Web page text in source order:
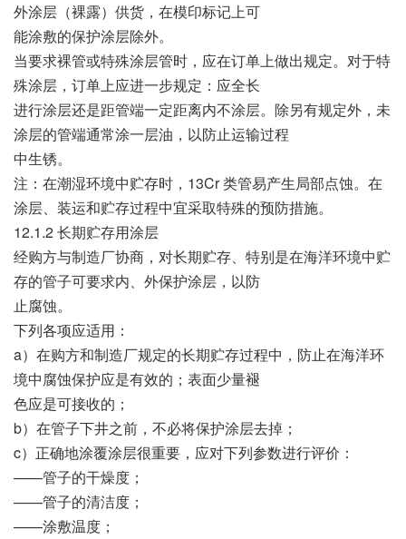
外涂层（裸露）供货，在模印标记上可
能涂敷的保护涂层除外。
当要求裸管或特殊涂层管时，应在订单上做出规定。对于特
殊涂层，订单上应进一步规定：应全长
进行涂层还是距管端一定距离内不涂层。除另有规定外，未
涂层的管端通常涂一层油，以防止运输过程
中生锈。
注：在潮湿环境中贮存时，13Cr 类管易产生局部点蚀。在
涂层、装运和贮存过程中宜采取特殊的预防措施。
12.1.2 长期贮存用涂层
经购方与制造厂协商，对长期贮存、特别是在海洋环境中贮
存的管子可要求内、外保护涂层，以防
止腐蚀。
下列各项应适用：
a）在购方和制造厂规定的长期贮存过程中，防止在海洋环
境中腐蚀保护应是有效的；表面少量褪
色应是可接收的；
b）在管子下井之前，不必将保护涂层去掉；
c）正确地涂覆涂层很重要，应对下列参数进行评价：
——管子的干燥度；
——管子的清洁度；
——涂敷温度；